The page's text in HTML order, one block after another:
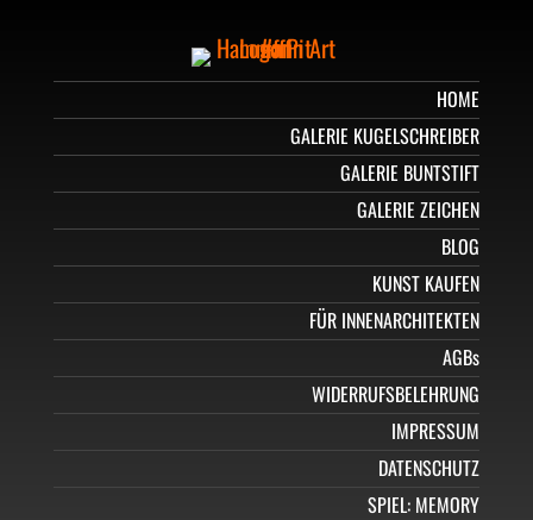
HOME
GALERIE KUGELSCHREIBER
GALERIE BUNTSTIFT
GALERIE ZEICHEN
BLOG
KUNST KAUFEN
FÜR INNENARCHITEKTEN
AGBs
WIDERRUFSBELEHRUNG
IMPRESSUM
DATENSCHUTZ
SPIEL: MEMORY